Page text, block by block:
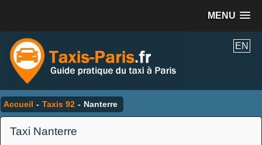
MENU
EN
Accueil - Taxis 92 - Nanterre
Taxi Nanterre